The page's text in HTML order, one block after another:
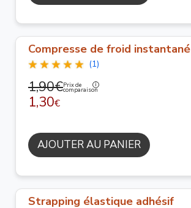
Compresse de froid instantané
(1)
1,90€Prix de
comparaison
1,30€
AJOUTER AU PANIER
Strapping élastique adhésif